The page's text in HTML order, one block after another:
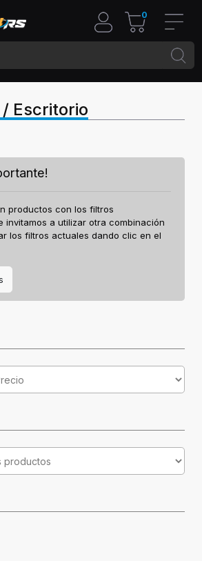
0
Escritorio
productos con los filtros
invitamos a utilizar otra combinación
los filtros actuales dando clic en el